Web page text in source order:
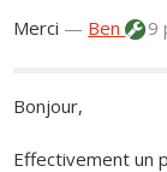
Merci — Ben 9
Bonjour,
Effectivement un